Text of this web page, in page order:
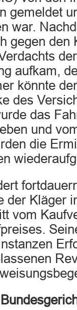
gemeldet
war.
gegen den
aufkam,
könnte
des
das
und
die
der Kläger
vom